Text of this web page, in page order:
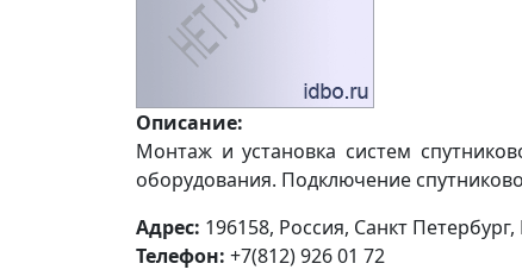
Описание:
Монтаж и установка систем
оборудования. Подключение
Адрес: 196158, Россия, Санкт
Телефон: +7(812) 926 01 72